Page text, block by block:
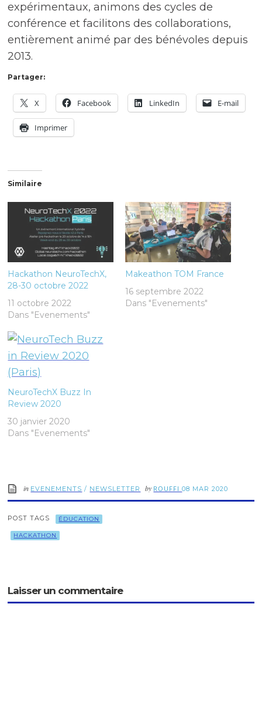
expérimentaux, animons des cycles de
conférence et facilitons des collaborations,
entièrement animé par des bénévoles depuis
2013.
Partager:
X Facebook LinkedIn E-mail
Imprimer
Similaire
Hackathon NeuroTechX,
28-30 octobre 2022
11 octobre 2022
Dans "Evenements"
Makeathon TOM France
16 septembre 2022
Dans "Evenements"
NeuroTechX Buzz In
Review 2020
30 janvier 2020
Dans "Evenements"
in EVENEMENTS / NEWSLETTER by ROUFFI08 MAR 2020
POST TAGS ÉDUCATION
HACKATHON
Laisser un commentaire